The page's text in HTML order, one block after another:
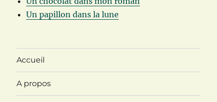
Un papillon dans la lune
Accueil
A propos